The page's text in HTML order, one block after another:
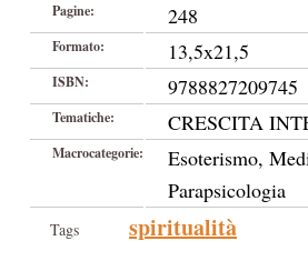
Pagine: 248
Formato: 13,5x21,5
ISBN: 9788827209745
Tematiche: CRESCITA
Macrocategorie:
Esoterismo,
Parapsicologia
Tags spiritualità